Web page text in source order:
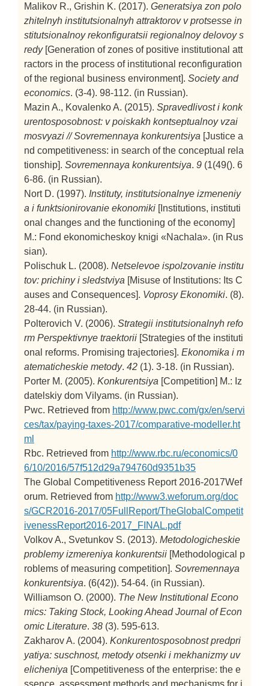
Malikov R., Grishin K. (2017). Generatsiya zon polo
zhitelnyh institutsionalnyh attraktorov v protsesse in
stitutsionalnoy rekonfiguratsii regionalnoy delovoy s
redy[Generation of zones of positive institutional att
ractors in the process of institutional reconfiguration
of the regional business environment]. Society and
economics. (3-4). 98-112. (in Russian).
Mazin A., Kovalenko A. (2015). Spravedlivost i konk
urentosposobnost: v poiskakh kontseptualnoy vzai
mosvyazi // Sovremennaya konkurentsiya [Justice a
nd competitiveness: in search of the conceptual rela
tionship]. Sovremennaya konkurentsiya. 9 (1(49(). 6
6-86. (in Russian).
Nort D. (1997). Instituty, institutsionalnye izmeneniy
a i funktsionirovanie ekonomiki [Institutions, instituti
onal changes and the functioning of the economy]
M.: Fond ekonomicheskoy knigi «Nachala». (in Rus
sian).
Polischuk L. (2008). Netselevoe ispolzovanie institu
tov: prichiny i sledstviya [Misuse of Institutions: Its C
auses and Consequences]. Voprosy Ekonomiki. (8).
28-44. (in Russian).
Polterovich V. (2006). Strategii institutsionalnyh refo
rm Perspektivnye traektorii [Strategies of the instituti
onal reforms. Promising trajectories]. Ekonomika i m
atematicheskie metody. 42 (1). 3-18. (in Russian).
Porter M. (2005). Konkurentsiya [Competition] M.: Iz
datelskiy dom Vilyams. (in Russian).
Pwc. Retrieved from http://www.pwc.com/gx/en/servi
ces/tax/paying-taxes-2017/comparative-modeller.ht
ml
Rbc. Retrieved from http://www.rbc.ru/economics/0
6/10/2016/57f512d29a794760d9351b35
The Global Competitiveness Report 2016-2017Wef
orum. Retrieved from http://www3.weforum.org/doc
s/GCR2016-2017/05FullReport/TheGlobalCompetit
ivenessReport2016-2017_FINAL.pdf
Volkov A., Svetunkov S. (2013). Metodologicheskie
problemy izmereniya konkurentsii [Methodological p
roblems of measuring competition]. Sovremennaya
konkurentsiya. (6(42)). 54-64. (in Russian).
Williamson O. (2000). The New Institutional Econo
mics: Taking Stock, Looking Ahead Journal of Econ
omic Literature. 38 (3). 595-613.
Zakharov A. (2004). Konkurentosposobnost predpri
yatiya: suschnost, metody otsenki i mekhanizmy uv
elicheniya [Competitiveness of the enterprise: the e